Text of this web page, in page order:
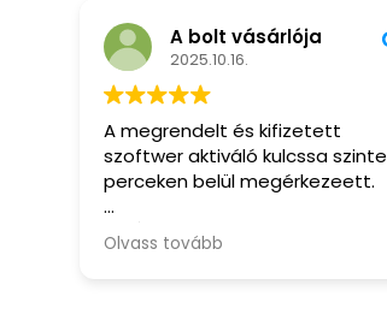
A bolt vásárlója
2025.10.16.
A megrendelt és kifizetett
szoftwer aktiváló kulcssa szinte
perceken belül megérkezeett.
· Ár, gyorsaság!
· Nincs
Olvass tovább